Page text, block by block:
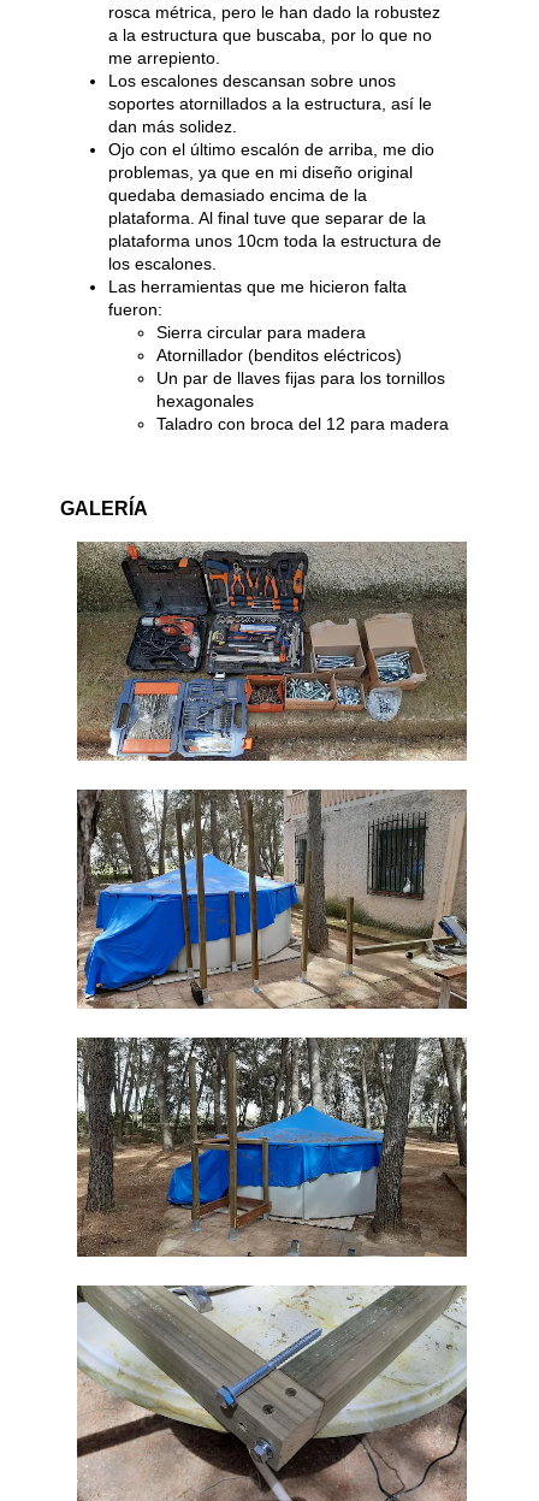
rosca métrica, pero le han dado la robustez
a la estructura que buscaba, por lo que no
me arrepiento.
Los escalones descansan sobre unos
soportes atornillados a la estructura, así le
dan más solidez.
Ojo con el último escalón de arriba, me dio
problemas, ya que en mi diseño original
quedaba demasiado encima de la
plataforma. Al final tuve que separar de la
plataforma unos 10cm toda la estructura de
los escalones.
Las herramientas que me hicieron falta
fueron:
Sierra circular para madera
Atornillador (benditos eléctricos)
Un par de llaves fijas para los tornillos
hexagonales
Taladro con broca del 12 para madera
GALERÍA